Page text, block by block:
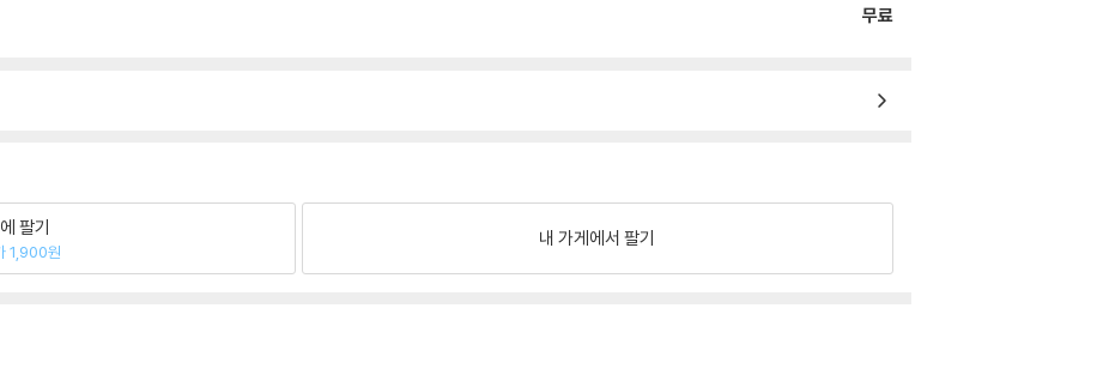
무료
팔기
1,900원
내 가게에서 팔기